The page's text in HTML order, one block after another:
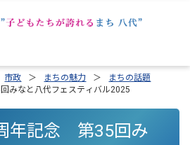
市政 まちの魅力
まちの話題
みなと八代フェスティバル2025
年記念 第35回み